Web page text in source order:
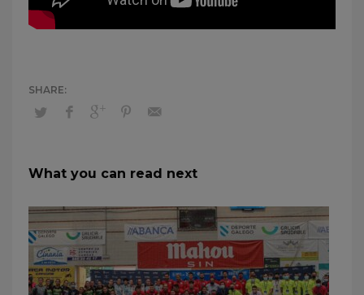
What you can read next